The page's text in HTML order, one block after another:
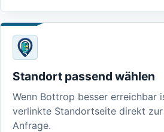
Standort passend wählen
Wenn Bottrop besser erreichbar
verlinkte Standortseite direkt zur
Anfrage.